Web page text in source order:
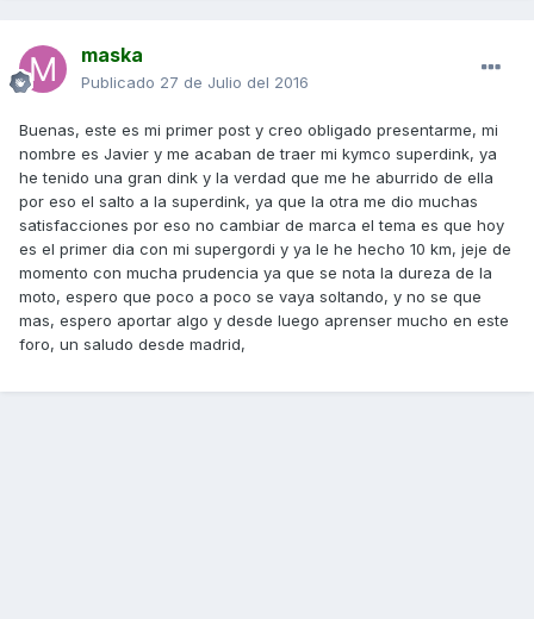
maska
Publicado 27 de Julio del 2016
Buenas, este es mi primer post y creo obligado presentarme, mi
nombre es Javier y me acaban de traer mi kymco superdink, ya
he tenido una gran dink y la verdad que me he aburrido de ella
por eso el salto a la superdink, ya que la otra me dio muchas
satisfacciones por eso no cambiar de marca el tema es que hoy
es el primer dia con mi supergordi y ya le he hecho 10 km, jeje de
momento con mucha prudencia ya que se nota la dureza de la
moto, espero que poco a poco se vaya soltando, y no se que
mas, espero aportar algo y desde luego aprenser mucho en este
foro, un saludo desde madrid,